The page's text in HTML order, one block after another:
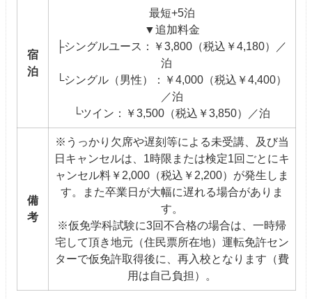
宿
泊
最短+5泊
▼追加料金
├シングルユース：￥3,800（税込￥4,180）／
泊
└シングル（男性）：￥4,000（税込￥4,400）
／泊
└ツイン：￥3,500（税込￥3,850）／泊
備
考
※うっかり欠席や遅刻等による未受講、及び当
日キャンセルは、1時限または検定1回ごとにキ
ャンセル料￥2,000（税込￥2,200）が発生しま
す。また卒業日が大幅に遅れる場合がありま
す。
※仮免学科試験に3回不合格の場合は、一時帰
宅して頂き地元（住民票所在地）運転免許セン
ターで仮免許取得後に、再入校となります（費
用は自己負担）。